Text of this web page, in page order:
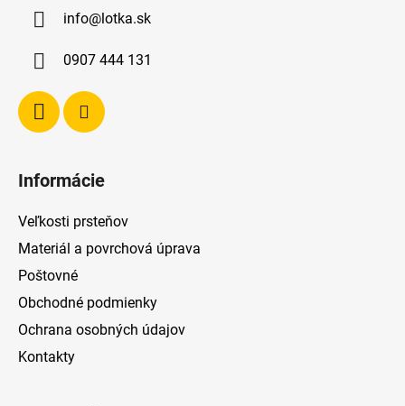
info@lotka.sk
0907 444 131
Informácie
Veľkosti prsteňov
Materiál a povrchová úprava
Poštovné
Obchodné podmienky
Ochrana osobných údajov
Kontakty